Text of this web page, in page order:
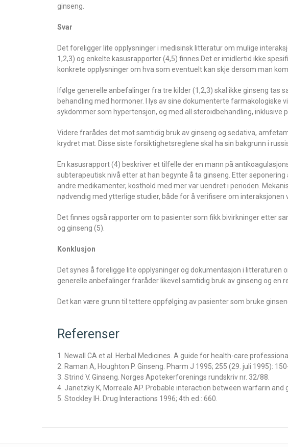
ginseng.
Svar
Det foreligger lite opplysninger i medisinsk litteratur om mulige
1,2,3) og enkelte kasusrapporter (4,5) finnes.Det er imidlertid ikke
konkrete opplysninger om hva som eventuelt kan skje dersom man
Ifølge generelle anbefalinger fra tre kilder (1,2,3) skal ikke ginseng
behandling med hormoner. I lys av sine dokumenterte
sykdommer som hypertensjon, og med all steroidbehandling, inklusive
Videre frarådes det mot samtidig bruk av ginseng og sedativa,
krydret mat. Disse siste forsiktighetsreglene skal ha sin bakgrunn i
En kasusrapport (4) beskriver et tilfelle der en mann på
subterapeutisk nivå etter at han begynte å ta ginseng. Etter
andre medikamenter, kosthold med mer var uendret i perioden.
nødvendig med ytterlige studier, både for å verifisere om
Det finnes også rapporter om to pasienter som fikk bivirkninger etter
og ginseng (5).
Konklusjon
Det synes å foreligge lite opplysninger og dokumentasjon i litteraturen
generelle anbefalinger fraråder likevel samtidig bruk av ginseng og en
Det kan være grunn til tettere oppfølging av pasienter som bruke
Referenser
1. Newall CA et al. Herbal Medicines. A guide for health-care
2. Raman A, Houghton P. Ginseng. Pharm J 1995; 255 (29. juli 1995):
3. Strind V. Ginseng. Norges Apotekerforenings rundskriv nr. 32/88.
4. Janetzky K, Morreale AP. Probable interaction between warfarin and
5. Stockley IH. Drug Interactions 1996; 4th ed.: 660.